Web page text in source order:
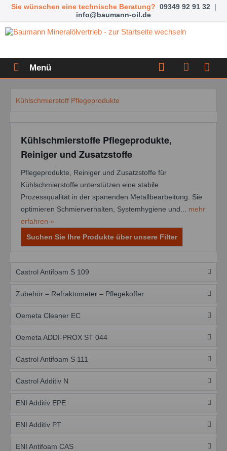
Sie wünschen eine technische Beratung? 09349 92 91 32 |
info@baumann-oil.de
Menü
Kühlschmierstoff Pflegeprodukte
Kühlschmierstoffe Pflegeprodukte,
Reiniger und Zusatzstoffe
Pflegeprodukte, Reiniger und Zusatzstoffe für
Kühlschmierstoffe unterstützen eine stabile
Prozessqualität in der spanenden Metallbearbeitung. Sie
optimieren Schmierverhalten, Systemhygiene und... mehr
erfahren »
Suchen Sie Ihre Produkte über unsere Filter
Castrol Antifoam S 109
Zubehör – Refraktometer – Pflegekoffer
Oemeta Cleaner EC
Oemeta ADDI-PROX ST 044
Castrol Antifoam S 111
Castrol Additiv N
ENI Additiv EPE
ENI Additiv PT
ENI Antifoam CAS